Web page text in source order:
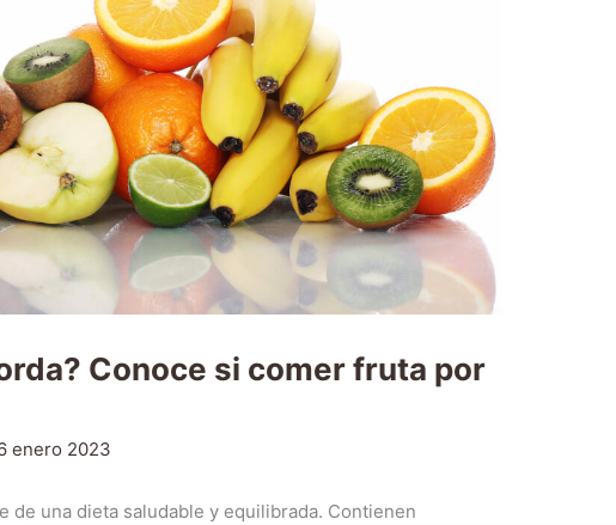
Conoce si comer fruta por
enero 2023
de una dieta saludable y equilibrada. Contienen